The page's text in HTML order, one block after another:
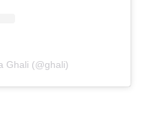
Ghali (@ghali)